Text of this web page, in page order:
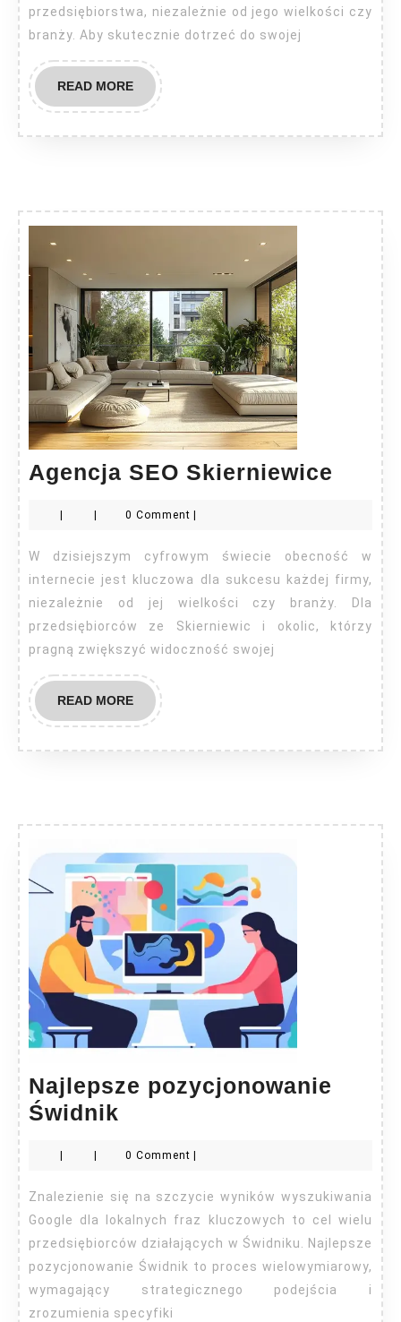
przedsiębiorstwa, niezależnie od jego wielkości czy
branży. Aby skutecznie dotrzeć do swojej
READ MOREREAD
MORE
Agencja SEO Skierniewice
SEO
| | 0 Comment |
W dzisiejszym cyfrowym świecie obecność w
internecie jest kluczowa dla sukcesu każdej firmy,
niezależnie od jej wielkości czy branży. Dla
przedsiębiorców ze Skierniewic i okolic, którzy
pragną zwiększyć widoczność swojej
READ MOREREAD
MORE
Najlepsze pozycjonowanie
Świdnik
Świdnik
0 Comment
Znalezienie się na szczycie wyników wyszukiwania
Google dla lokalnych fraz kluczowych to cel wielu
przedsiębiorców działających w Świdniku. Najlepsze
pozycjonowanie Świdnik to proces wielowymiarowy,
wymagający strategicznego podejścia i
zrozumienia specyfiki